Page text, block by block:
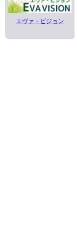
エヴァ・ビジョン